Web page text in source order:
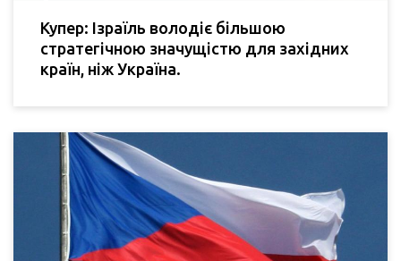
Купер: Ізраїль володіє більшою
стратегічною значущістю для західних
країн, ніж Україна.